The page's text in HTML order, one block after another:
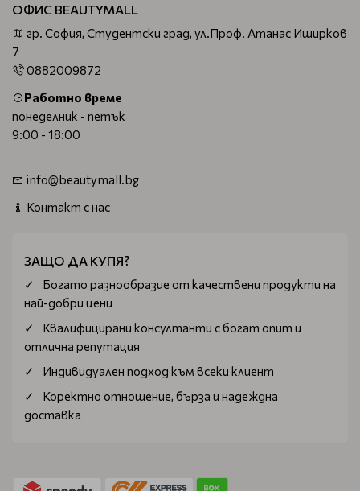
ОФИС BEAUTYMALL
гр. София, Студентски град, ул.Проф. Атанас Иширков
7
0882009872
Работно време
понеделник - петък
9:00 - 18:00
info@beautymall.bg
Контакт с нас
ЗАЩО ДА КУПЯ?
Богатo разнообразие от качествени продукти на
най-добри цени
Квалифицирани консултанти с богат опит и
отлична репутация
Индивидуален подход към всеки клиент
Коректно отношение, бърза и надеждна
доставка